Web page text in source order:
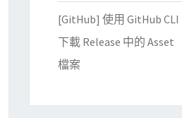
[GitHub] 使用 GitHub CLI
下載 Release 中的 Asset
檔案